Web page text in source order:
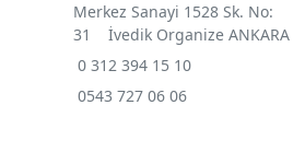
Merkez Sanayi 1528 Sk. No:
31 İvedik Organize ANKARA
0 312 394 15 10
0543 727 06 06